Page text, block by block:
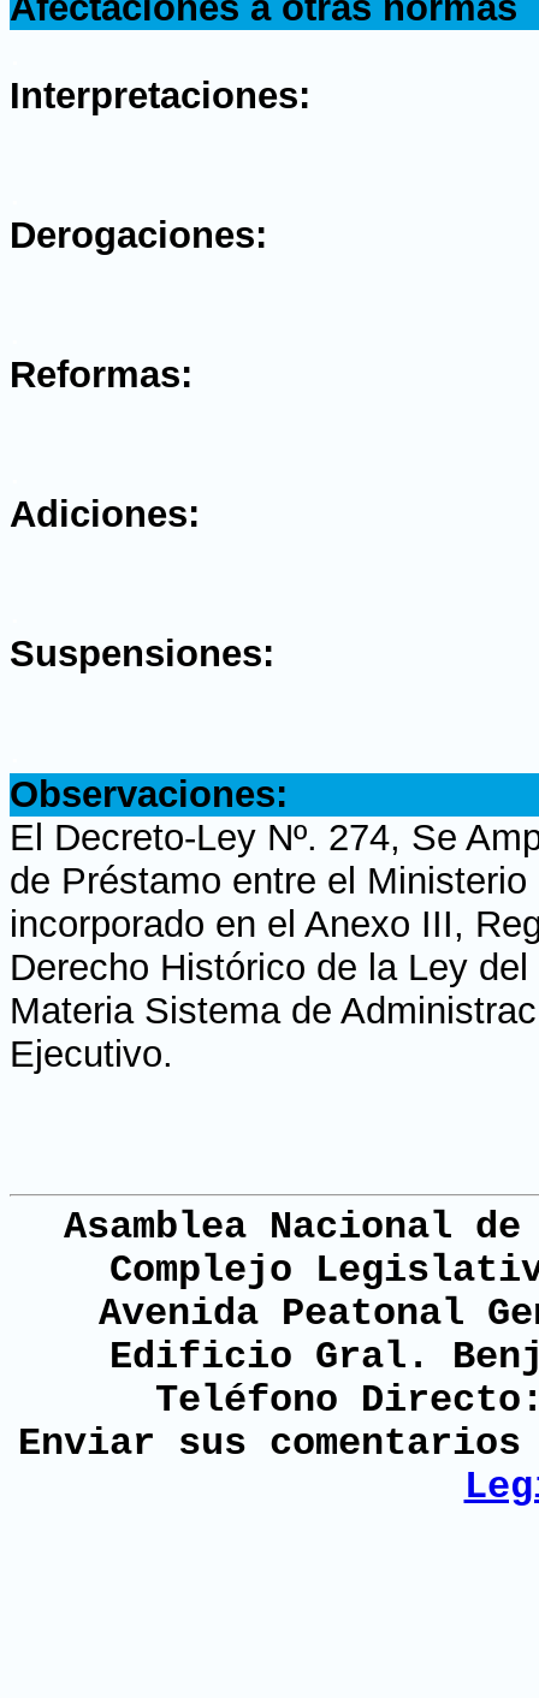
Interpretaciones:
Derogaciones:
Reformas:
Adiciones:
Suspensiones:
Observaciones:
El Decreto-Ley Nº. 274, Se
de Préstamo entre el
incorporado en el Anexo III,
Derecho Histórico de la Ley
Materia Sistema de
Ejecutivo.
Asamblea Nacional
Complejo
Avenida Peatonal
Edificio Gral.
Teléfono
Enviar sus